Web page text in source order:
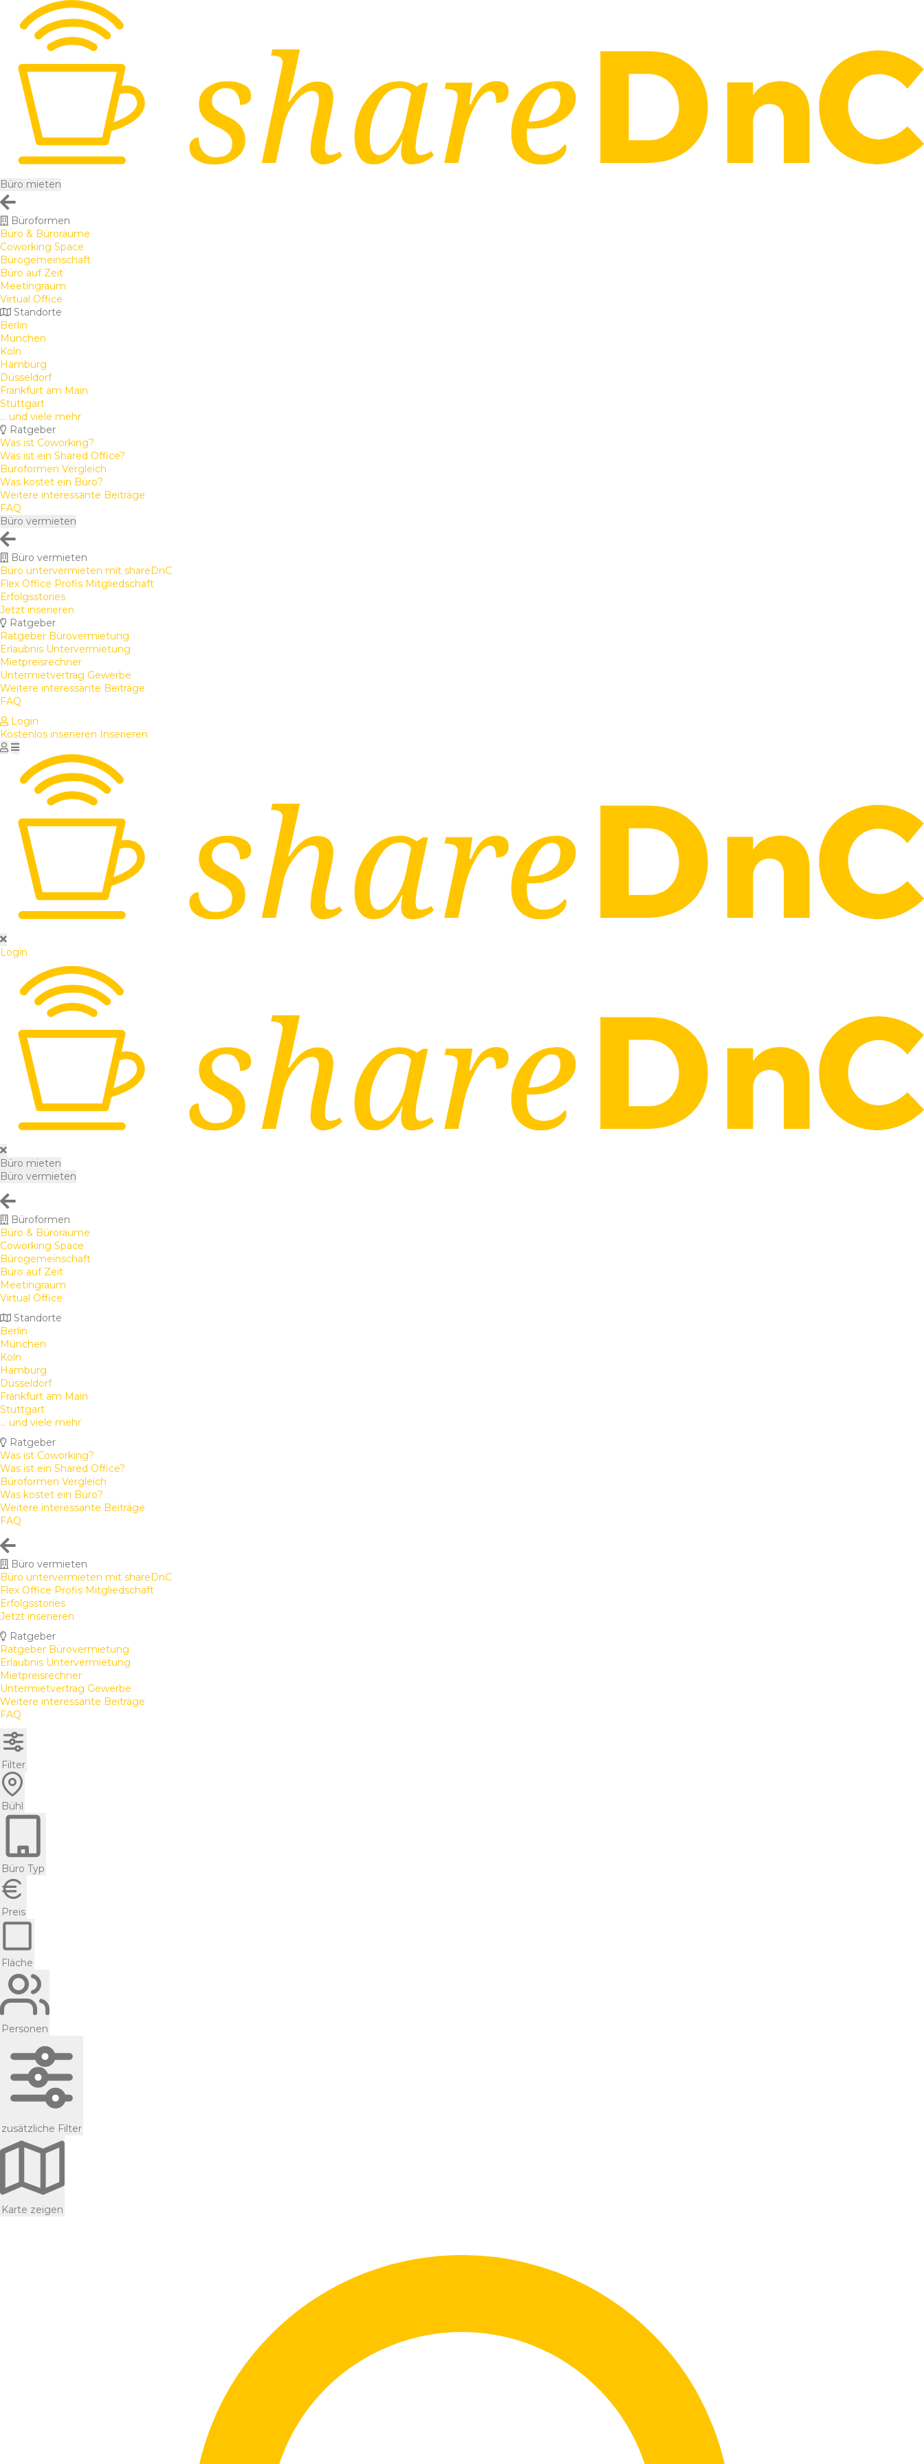
Büro mieten
Büroformen
Büro & Büroräume
Coworking Space
Bürogemeinschaft
Büro auf Zeit
Meetingraum
Virtual Office
Standorte
Berlin
München
Köln
Hamburg
Düsseldorf
Frankfurt am Main
Stuttgart
... und viele mehr
Ratgeber
Was ist Coworking?
Was ist ein Shared Office?
Büroformen Vergleich
Was kostet ein Büro?
Weitere interessante Beiträge
FAQ
Büro vermieten
Büro vermieten
Büro untervermieten mit shareDnC
Flex Office Profis Mitgliedschaft
Erfolgsstories
Jetzt inserieren
Ratgeber
Ratgeber Bürovermietung
Erlaubnis Untervermietung
Mietpreisrechner
Untermietvertrag Gewerbe
Weitere interessante Beiträge
FAQ
Login
Kostenlos inserieren Inserieren
Login
Büro mieten
Büro vermieten
Büroformen
Büro & Büroräume
Coworking Space
Bürogemeinschaft
Büro auf Zeit
Meetingraum
Virtual Office
Standorte
Berlin
München
Köln
Hamburg
Düsseldorf
Frankfurt am Main
Stuttgart
... und viele mehr
Ratgeber
Was ist Coworking?
Was ist ein Shared Office?
Büroformen Vergleich
Was kostet ein Büro?
Weitere interessante Beiträge
FAQ
Büro vermieten
Büro untervermieten mit shareDnC
Flex Office Profis Mitgliedschaft
Erfolgsstories
Jetzt inserieren
Ratgeber
Ratgeber Bürovermietung
Erlaubnis Untervermietung
Mietpreisrechner
Untermietvertrag Gewerbe
Weitere interessante Beiträge
FAQ
Filter
Bühl
Büro Typ
Preis
Fläche
Personen
zusätzliche Filter
Karte zeigen